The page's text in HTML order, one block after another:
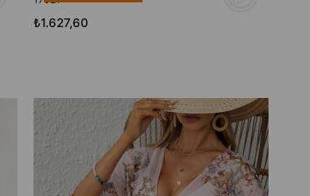
₺1.627,60